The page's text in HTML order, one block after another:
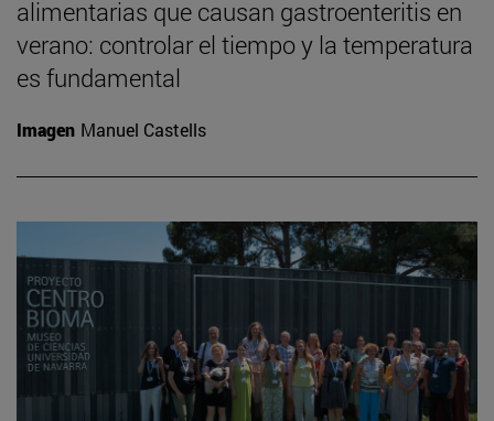
alimentarias que causan gastroenteritis en
verano: controlar el tiempo y la temperatura
es fundamental
Imagen Manuel Castells